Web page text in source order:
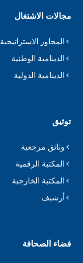
مجالات الاشتغال
المحاور الاستراتيجية
الدينامية الوطنية
الدينامية الدولية
توثيق
وثائق مرجعية
المكتبة الرقمية
المكتبة الخارجية
أرشيف
فضاء الصحافة